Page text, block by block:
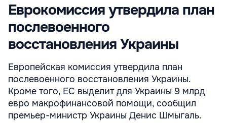
Еврокомиссия утвердила план
послевоенного
восстановления Украины
Европейская комиссия утвердила план
послевоенного восстановления Украины.
Кроме того, ЕС выделит для Украины 9 млрд
евро макрофинансовой помощи, сообщил
премьер-министр Украины Денис Шмыгаль.